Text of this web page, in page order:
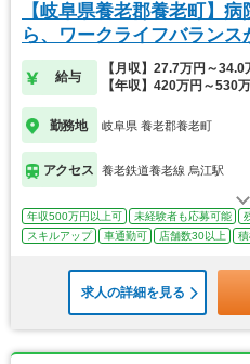
【岐阜県養老郡養老町】
ら、ワークライフバランス
給与
【月収】27.7万円～34.0
【年収】420万円～530
勤務地 岐阜県 養老郡養老町
アクセス 養老鉄道養老線 烏江駅
年収500万円以上可 未経験者も応募可能
スキルアップ
車通勤可 店舗数30以上
求人の詳細を見る